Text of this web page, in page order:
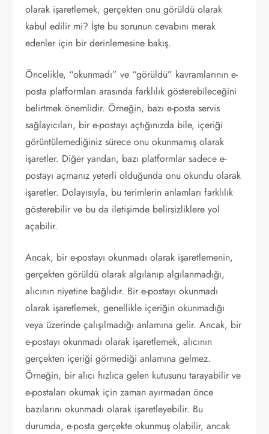
olarak işaretlemek, gerçekten onu görüldü olarak
kabul edilir mi? İşte bu sorunun cevabını merak
edenler için bir derinlemesine bakış.
Öncelikle, “okunmadı” ve “görüldü” kavramlarının e-
posta platformları arasında farklılık gösterebileceğini
belirtmek önemlidir. Örneğin, bazı e-posta servis
sağlayıcıları, bir e-postayı açtığınızda bile, içeriği
görüntülemediğiniz sürece onu okunmamış olarak
işaretler. Diğer yandan, bazı platformlar sadece e-
postayı açmanız yeterli olduğunda onu okundu olarak
işaretler. Dolayısıyla, bu terimlerin anlamları farklılık
gösterebilir ve bu da iletişimde belirsizliklere yol
açabilir.
Ancak, bir e-postayı okunmadı olarak işaretlemenin,
gerçekten görüldü olarak algılanıp algılanmadığı,
alıcının niyetine bağlıdır. Bir e-postayı okunmadı
olarak işaretlemek, genellikle içeriğin okunmadığı
veya üzerinde çalışılmadığı anlamına gelir. Ancak, bir
e-postayı okunmadı olarak işaretlemek, alıcının
gerçekten içeriği görmediği anlamına gelmez.
Örneğin, bir alıcı hızlıca gelen kutusunu tarayabilir ve
e-postaları okumak için zaman ayırmadan önce
bazılarını okunmadı olarak işaretleyebilir. Bu
durumda, e-posta gerçekte okunmuş olabilir, ancak